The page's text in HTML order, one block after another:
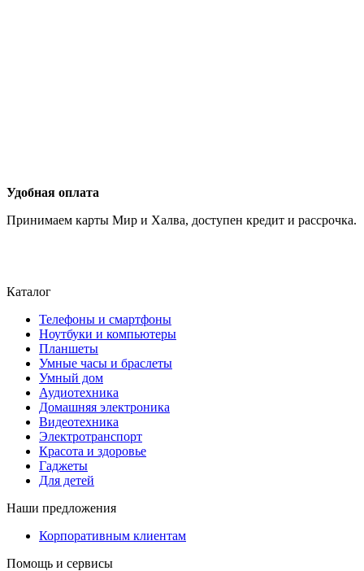
Удобная оплата
Принимаем карты Мир и Халва, доступен кредит и рассрочка.
Каталог
Телефоны и смартфоны
Ноутбуки и компьютеры
Планшеты
Умные часы и браслеты
Умный дом
Аудиотехника
Домашняя электроника
Видеотехника
Электротранспорт
Красота и здоровье
Гаджеты
Для детей
Наши предложения
Корпоративным клиентам
Помощь и сервисы